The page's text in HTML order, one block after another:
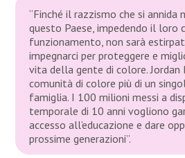
“Finché il razzismo che si
questo Paese, impedendo il loro
funzionamento, non sarà
impegnarci per proteggere e
vita della gente di colore. Jordan
comunità di colore più di un
famiglia. I 100 milioni messi a
temporale di 10 anni vogliono
accesso all’educazione e dare
prossime generazioni”.